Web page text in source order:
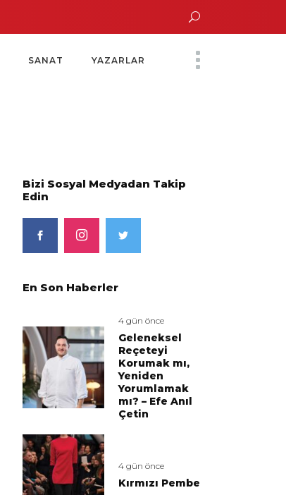
Yoko Ono Sergisi Özel Bir Davetle Açıldı
SANAT YAZARLAR
Bizi Sosyal Medyadan Takip
Edin
En Son Haberler
4 gün önce
Geleneksel
Reçeteyi
Korumak mı,
Yeniden
Yorumlamak
mı? – Efe Anıl
Çetin
4 gün önce
Kırmızı Pembe